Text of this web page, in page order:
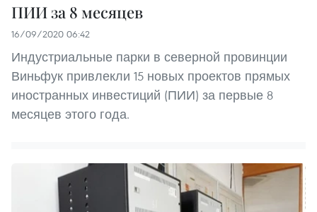
ПИИ за 8 месяцев
16/09/2020 06:42
Индустриальные парки в северной провинции
Виньфук привлекли 15 новых проектов прямых
иностранных инвестиций (ПИИ) за первые 8
месяцев этого года.